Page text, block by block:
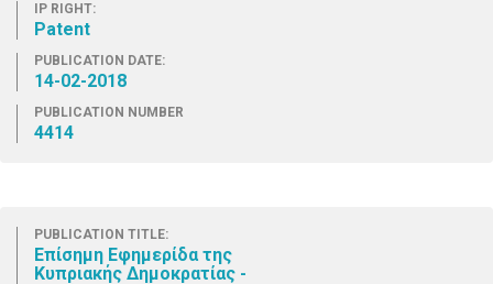
IP RIGHT:
Patent
PUBLICATION DATE:
14-02-2018
PUBLICATION NUMBER
4414
PUBLICATION TITLE:
Επίσημη Εφημερίδα της
Κυπριακής Δημοκρατίας -